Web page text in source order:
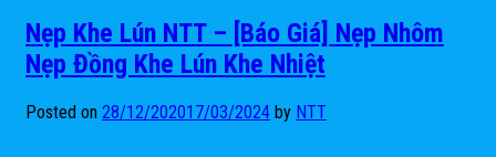
Nẹp Khe Lún NTT – [Báo Giá] Nẹp Nhôm
Nẹp Đồng Khe Lún Khe Nhiệt
Posted on 28/12/202017/03/2024 by NTT